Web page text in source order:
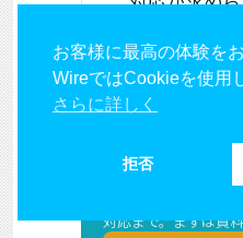
お問い合わせ
対応まで。まずは資
お客様に最高の体験を
WireではCookieを使用
さらに詳しく
拒否